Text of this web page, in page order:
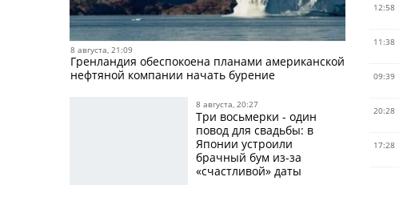
8 августа, 21:09
Гренландия обеспокоена планами американской
нефтяной компании начать бурение
8 августа, 20:27
Три восьмерки - один
повод для свадьбы: в
Японии устроили
брачный бум из-за
«счастливой» даты
12:58
11:38
09:39
20:28
17:28